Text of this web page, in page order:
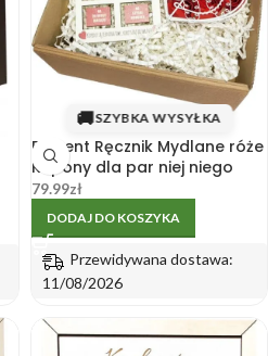
🚚SZYBKA WYSYŁKA
Prezent Ręcznik Mydlane róże
Kupony dla par niej niego
79.99zł
DODAJ DO KOSZYKA
Przewidywana dostawa:
11/08/2026